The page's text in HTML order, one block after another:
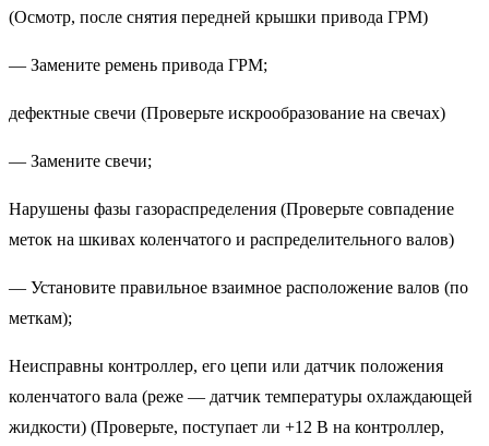
(Осмотр, после снятия передней крышки привода ГРМ)
— Замените ремень привода ГРМ;
дефектные свечи (Проверьте искрообразование на свечах)
— Замените свечи;
Нарушены фазы газораспределения (Проверьте совпадение
меток на шкивах коленчатого и распределительного валов)
— Установите правильное взаимное расположение валов (по
меткам);
Неисправны контроллер, его цепи или датчик положения
коленчатого вала (реже — датчик температуры охлаждающей
жидкости) (Проверьте, поступает ли +12 В на контроллер,